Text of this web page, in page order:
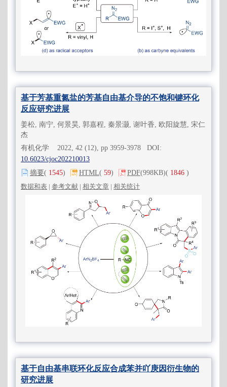
基于芳基重氮盐的芳基自由基介导的不饱和键环化
反应研究进展
姜松, 南宁, 何景昊, 郭嘉程, 秦景灏, 谢叶香, 欧阳旋慧, 宋仁
杰
有机化学 2022, 42 (12), pp 3959-3978 DOI:
10.6023/cjoc202210013
摘要( 1545) HTML( 59) PDF(998KB)( 1846 )
数据和表 | 参考文献 | 相关文章 | 相关统计
基于自由基串联环化反应合成苯并吖庚因衍生物的
研究进展